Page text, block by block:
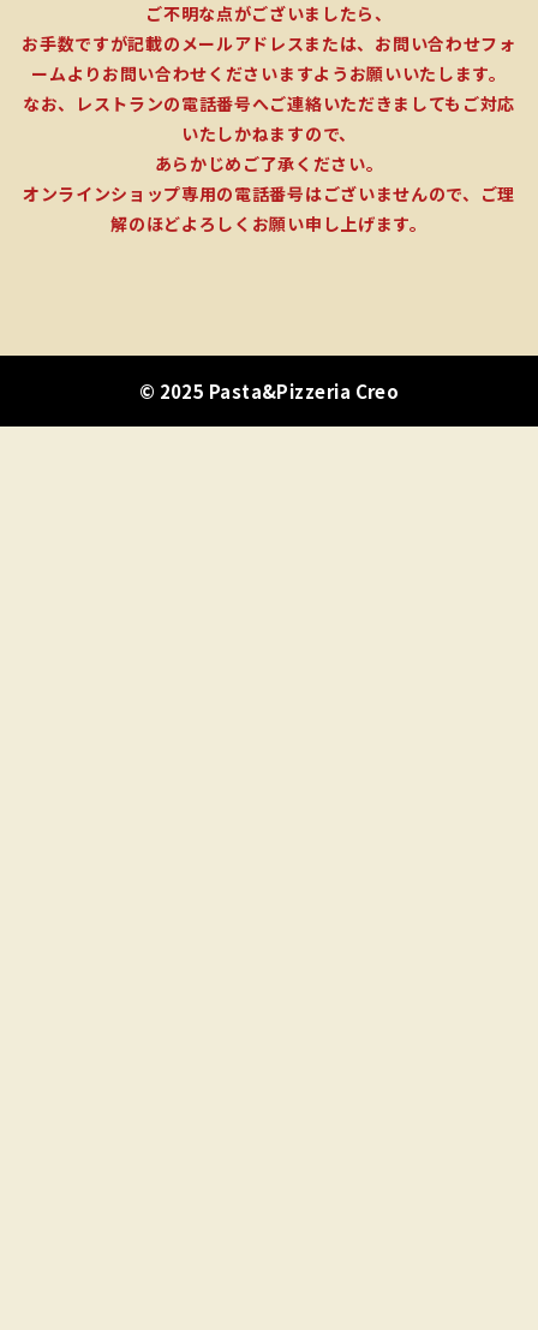
ご不明な点がございましたら、
お手数ですが記載のメールアドレスまたは、お問い合わせフォ
ームよりお問い合わせくださいますようお願いいたします。
なお、レストランの電話番号へご連絡いただきましてもご対応
いたしかねますので、
あらかじめご了承ください。
オンラインショップ専用の電話番号はございませんので、ご理
解のほどよろしくお願い申し上げます。
© 2025 Pasta&Pizzeria Creo